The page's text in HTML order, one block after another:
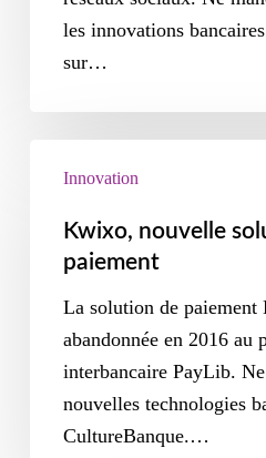
les innovations
sur…
Innovation
Kwixo, nouvelle
paiement
La solution de paiement
abandonnée en 2016 au
interbancaire PayLib.
nouvelles technologies
CultureBanque.…